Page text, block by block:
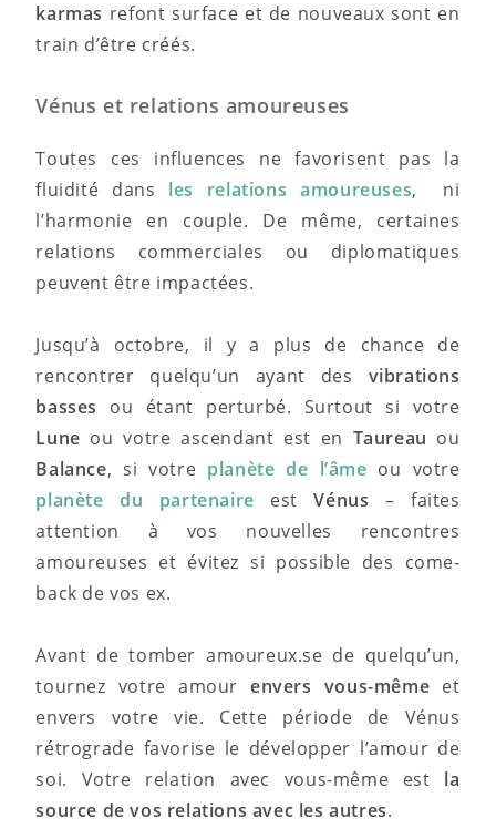
karmas refont surface et de nouveaux sont en
train d’être créés.
Vénus et relations amoureuses
Toutes ces influences ne favorisent pas la
fluidité dans les relations amoureuses, ni
l’harmonie en couple. De même, certaines
relations commerciales ou diplomatiques
peuvent être impactées.
Jusqu’à octobre, il y a plus de chance de
rencontrer quelqu’un ayant des vibrations
basses ou étant perturbé. Surtout si votre
Lune ou votre ascendant est en Taureau ou
Balance, si votre planète de l’âme ou votre
planète du partenaire estVénus – faites
attention à vos nouvelles rencontres
amoureuses et évitez si possible des come-
back de vos ex.
Avant de tomber amoureux.se de quelqu’un,
tournez votre amour envers vous-même et
envers votre vie. Cette période de Vénus
rétrograde favorise le développer l’amour de
soi. Votre relation avec vous-même est la
source de vos relations avec les autres.